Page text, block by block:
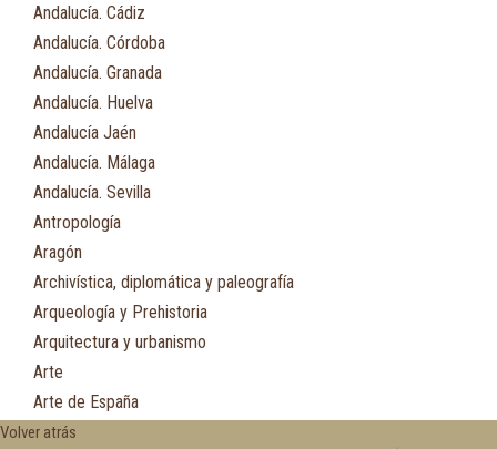
Andalucía. Cádiz
Andalucía. Córdoba
Andalucía. Granada
Andalucía. Huelva
Andalucía Jaén
Andalucía. Málaga
Andalucía. Sevilla
Antropología
Aragón
Archivística, diplomática y paleografía
Arqueología y Prehistoria
Arquitectura y urbanismo
Arte
Arte de España
Asia
Volver atrás